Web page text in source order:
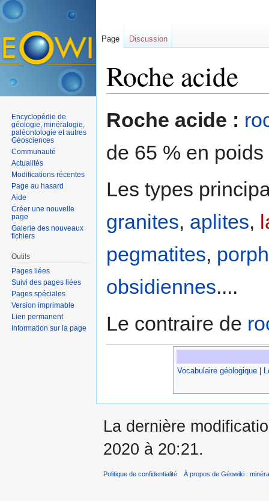
Roche acide
Roche acide :
de 65 % en
Les types
granites, aplites,
pegmatites,
obsidiennes....
Le contraire de
Vocabulaire géologique|
Page Discussion
Encyclopédie de
géologie, minéralogie,
paléontologie et autres
Géosciences
Communauté
Actualités
Modifications récentes
Page au hasard
Aide
Créer une nouvelle
page
Galerie des nouveaux
fichiers
Outils
Pages liées
Suivi des pages liées
Pages spéciales
Version imprimable
Lien permanent
Information sur la page
La dernière
2020 à 20:21.
Politique de confidentialité À propos de Géowiki :